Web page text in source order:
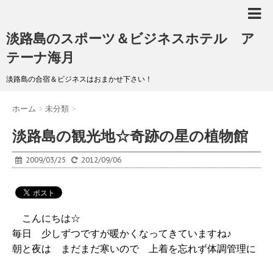
淡路島のスポーツ＆ビジネスホテル ア
テーナ海月
淡路島の合宿＆ビジネスはおまかせ下さい！
ホーム > 未分類 >
淡路島の観光地☆奇跡の星の植物館
2009/03/25 2012/09/06
こんにちは☆
毎日 少しずつですが暖かくなってきていますね♪
朝と夜は まだまだ寒いので 上着を忘れず体調管理に